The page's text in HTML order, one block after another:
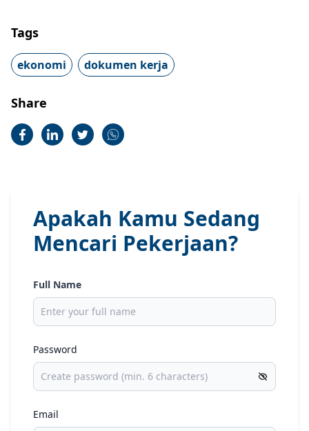
Tags
ekonomi dokumen kerja
Share
Apakah Kamu Sedang
Mencari Pekerjaan?
Full Name
Password
Email